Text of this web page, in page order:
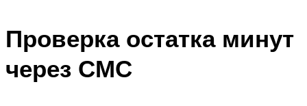
Проверка остатка минут
через СМС